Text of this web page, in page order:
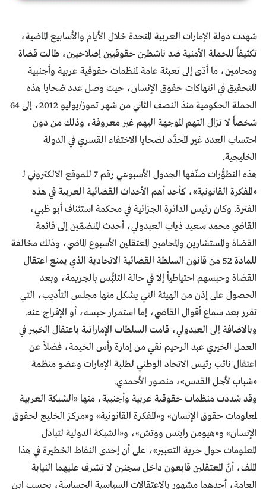
شهدت دولة الإمارات العربية المتحدة خلال الأيام والأسابيع الماضية،
تكثيفاً للحملة الأمنية ضد ناشطين حقوقيين إصلاحيين، طالت قضاة
ومحامين، ما أدّى إلى تعبئة عامة لمنظمات حقوقية عربية وأجنبية
للتحقيق في انتهاكات حقوق الإنسان، حيث وصل عدد ضحايا هذه
الحملة الحكومية منذ النصف الثاني من شهر تموز/يوليو 2012، إلى 64
شخصاً لا تزال التهم الموجهة اليهم غير معروفة، وذلك من دون
احتسـاب العدد غير المحدَّد لضحايا الاختفاء القسري في الدولة
الخليجية.
هذه التطوُّرات صنّفها الجدول الأسبوعي رقم 7 للموقع الالكتروني لـ
«المفكرة القانونية»، كأحد أهم الأحداث القضائية العربية في هذه
الفترة. وكان رئيس الدائرة الجزائية في محكمة استئناف أبو ظبي،
القاضي محمد سعيد ذياب العبدولي، أحدث المنضمّين إلى قائمة
القضاة والمستشارين والمحامين المعتقلين الأسبوع الماضي، وذلك مخالفــة
للمادة 52 من قانون الســلطة القضائيــة الاتحادية الذي يمنع اعتقال
القضاة وحبسهم احتياطياً إلا في حالة التلبُّس بالجريمة، وبعد
الحصول على إذن من الهيئة التي يشكل منها مجلـس التأديــب، التي
تقرر بعد سماع أقوال القاضي، إما استمرار حبسه، أو الإفراج عنه.
وبالاضافة إلى العبدولي، قامت السلطات الإماراتية باعتقال الخبــــير في
العــمل الخــيري عبد الرحيم نقي من إمارة رأس الخيـمة، فضلاً عن
اعتقال نائب رئيــس الاتحـاد الوطنـي لطلبـة الإمــارات وعضو منظمة
«شــباب لأجـل القدس»، منصور الأحمدي.
وقد شددت منظمات حقوقية عربية وأجنبية، منها «الشبكة العربية
لمعلومات حقوق الإنسان» و«المفكرة القانونية» و«مركز الخليج لحقوق
الإنسان» و«هيومن رايتس ووتش»، و«الشبكة الدولية لتبادل
المعلومات حول حرية التعبير»، على أن إحدى النقاط الخطيرة في هذا
الملف، أنّ المعتقلين قابعون داخل سجنين لا تشرف عليهما النيابة
العامة، أحدهما مشهور بالاعتقالات السياسية الحساسة، بحسب ابن